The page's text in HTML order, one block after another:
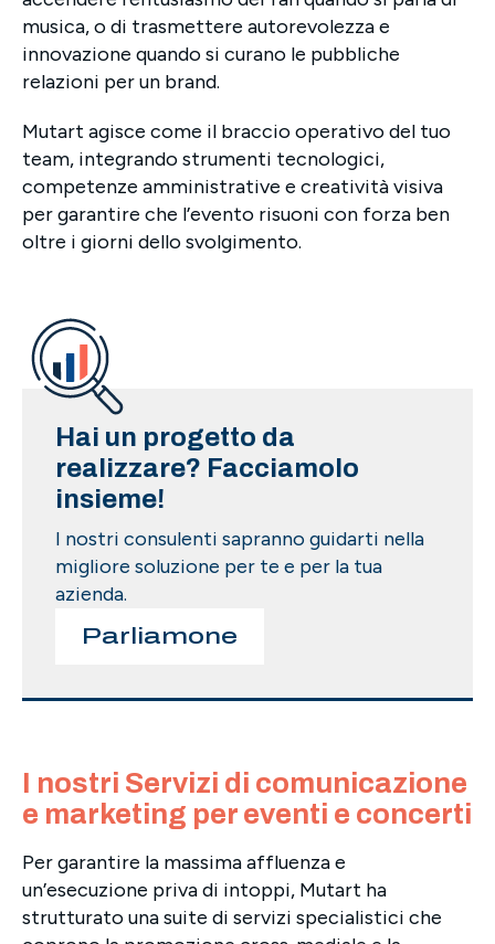
musica, o di trasmettere autorevolezza e
innovazione quando si curano le pubbliche
relazioni per un brand.
Mutart agisce come il braccio operativo del tuo
team, integrando strumenti tecnologici,
competenze amministrative e creatività visiva
per garantire che l’evento risuoni con forza ben
oltre i giorni dello svolgimento.
Hai un progetto da
realizzare? Facciamolo
insieme!
I nostri consulenti sapranno guidarti nella
migliore soluzione per te e per la tua
azienda.
Parliamone
I nostri Servizi di comunicazione
e marketing per eventi e concerti
Per garantire la massima affluenza e
un’esecuzione priva di intoppi, Mutart ha
strutturato una suite di servizi specialistici che